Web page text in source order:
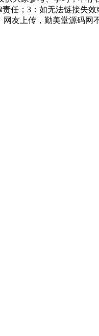
任；3：如无法链接失
友上传，勤美堂源码